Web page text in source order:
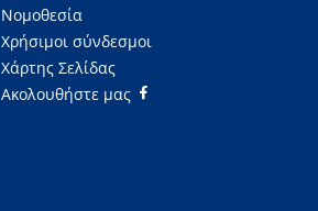
Νομοθεσία
Χρήσιμοι σύνδεσμοι
Χάρτης Σελίδας
Ακολουθήστε μας